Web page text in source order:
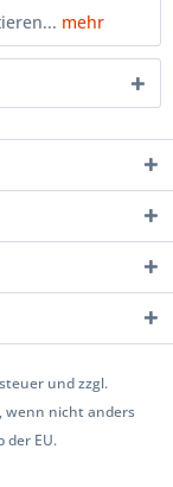
mehr
und zzgl.
wenn nicht anders
der EU.